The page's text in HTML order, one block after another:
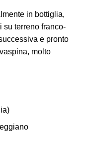
in bottiglia,
su terreno franco-
e pronto
molto